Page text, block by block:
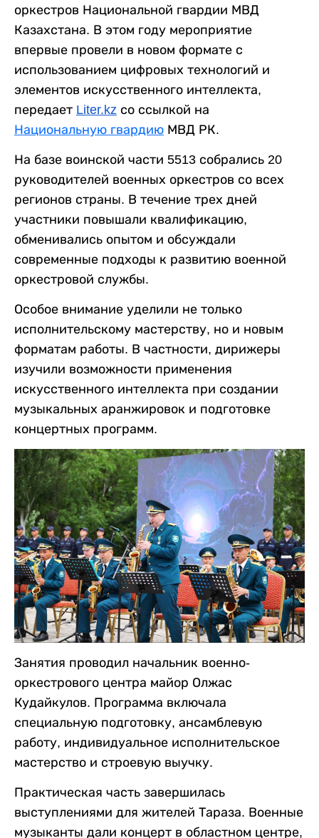
оркестров Национальной гвардии МВД
Казахстана. В этом году мероприятие
впервые провели в новом формате с
использованием цифровых технологий и
элементов искусственного интеллекта,
передает Liter.kz со ссылкой на
Национальную гвардию МВД РК.
На базе воинской части 5513 собрались 20
руководителей военных оркестров со всех
регионов страны. В течение трех дней
участники повышали квалификацию,
обменивались опытом и обсуждали
современные подходы к развитию военной
оркестровой службы.
Особое внимание уделили не только
исполнительскому мастерству, но и новым
форматам работы. В частности, дирижеры
изучили возможности применения
искусственного интеллекта при создании
музыкальных аранжировок и подготовке
концертных программ.
Занятия проводил начальник военно-
оркестрового центра майор Олжас
Кудайкулов. Программа включала
специальную подготовку, ансамблевую
работу, индивидуальное исполнительское
мастерство и строевую выучку.
Практическая часть завершилась
выступлениями для жителей Тараза. Военные
музыканты дали концерт в областном центре,